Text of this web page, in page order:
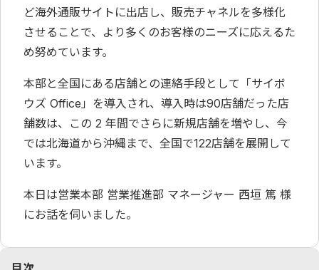
ど海外通販サイトに出店し、販売チャネルを多様化
させることで、より多くのお客様のニーズに応えるた
め努めています。
本部と全国にある店舗との連絡手段として「サイボ
ウズ Office」を導入され、導入時は90店舗だった店
舗数は、この 2 年間でさらに新規店舗を増やし、今
では北海道から沖縄まで、全国で122店舗を展開して
います。
本日は営業本部 営業推進部 マネージャー 西垣 篤 様
にお話を伺いました。